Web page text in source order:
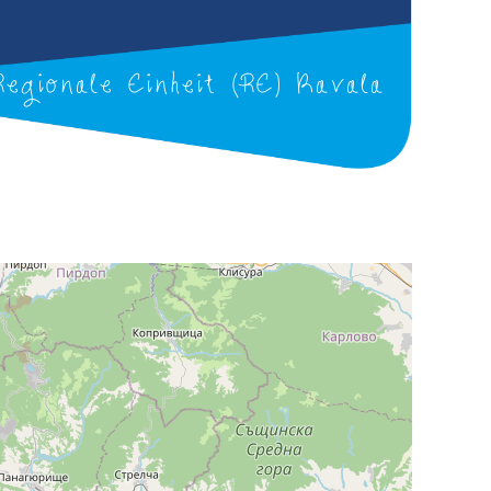
Einheit (RE) Kavala